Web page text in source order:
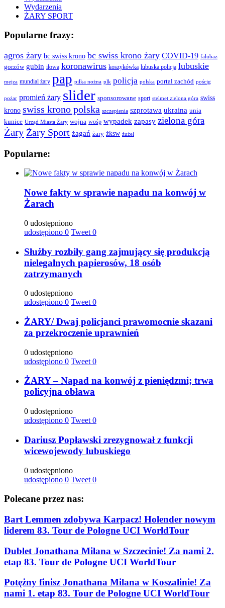
Wydarzenia
ŻARY SPORT
Popularne frazy:
agros żary bc swiss krono bc swiss krono żary COVID-19 falubaz
gorzów gubin iłowa koronawirus koszykówka lubuska policja lubuskie
mejza mundial żary pap piłka nożna plk policja polska portal zachód pościg
pożar promień żary slider sponsorowane sport stelmet zielona góra swiss
krono swiss krono polska szczepienia szprotawa ukraina unia
kunice Urząd Miasta Żary wojna wośp wypadek zapasy zielona góra
Żary Żary Sport żagań żary żksw żużel
Popularne:
Nowe fakty w sprawie napadu na konwój w
Żarach
0 udostępniono
udostępiono 0 Tweet 0
Służby rozbiły gang zajmujący się produkcją
nielegalnych papierosów, 18 osób
zatrzymanych
0 udostępniono
udostępiono 0 Tweet 0
ŻARY/ Dwaj policjanci prawomocnie skazani
za przekroczenie uprawnień
0 udostępniono
udostępiono 0 Tweet 0
ŻARY – Napad na konwój z pieniędzmi; trwa
policyjna obława
0 udostępniono
udostępiono 0 Tweet 0
Dariusz Popławski zrezygnował z funkcji
wicewojewody lubuskiego
0 udostępniono
udostępiono 0 Tweet 0
Polecane przez nas:
Bart Lemmen zdobywa Karpacz! Holender nowym
liderem 83. Tour de Pologne UCI WorldTour
Dublet Jonathana Milana w Szczecinie! Za nami 2.
etap 83. Tour de Pologne UCI WorldTour
Potężny finisz Jonathana Milana w Koszalinie! Za
nami 1. etap 83. Tour de Pologne UCI WorldTour